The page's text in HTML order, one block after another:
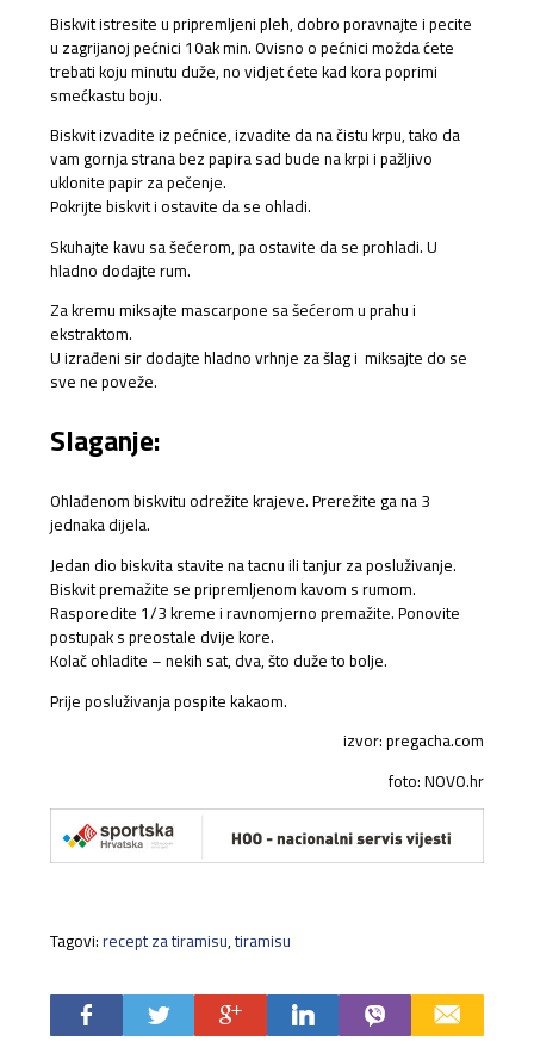
Biskvit istresite u pripremljeni pleh, dobro poravnajte i pecite
u zagrijanoj pećnici 10ak min. Ovisno o pećnici možda ćete
trebati koju minutu duže, no vidjet ćete kad kora poprimi
smećkastu boju.
Biskvit izvadite iz pećnice, izvadite da na čistu krpu, tako da
vam gornja strana bez papira sad bude na krpi i pažljivo
uklonite papir za pečenje.
Pokrijte biskvit i ostavite da se ohladi.
Skuhajte kavu sa šećerom, pa ostavite da se prohladi. U
hladno dodajte rum.
Za kremu miksajte mascarpone sa šećerom u prahu i
ekstraktom.
U izrađeni sir dodajte hladno vrhnje za šlag i miksajte do se
sve ne poveže.
Slaganje:
Ohlađenom biskvitu odrežite krajeve. Prerežite ga na 3
jednaka dijela.
Jedan dio biskvita stavite na tacnu ili tanjur za posluživanje.
Biskvit premažite se pripremljenom kavom s rumom.
Rasporedite 1/3 kreme i ravnomjerno premažite. Ponovite
postupak s preostale dvije kore.
Kolač ohladite – nekih sat, dva, što duže to bolje.
Prije posluživanja pospite kakaom.
izvor: pregacha.com
foto: NOVO.hr
Tagovi:recept za tiramisu,tiramisu